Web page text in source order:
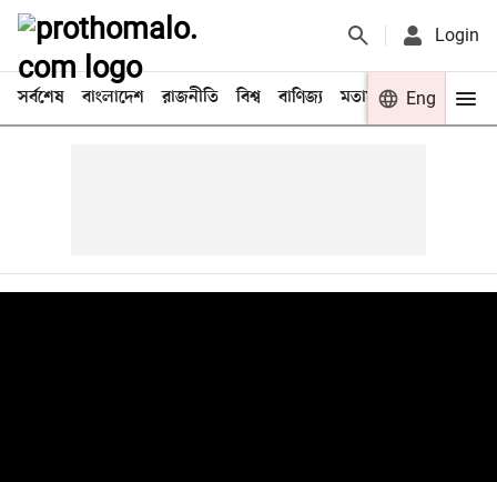
Login
সর্বশেষ বাংলাদেশ রাজনীতি বিশ্ব বাণিজ্য মতামত খেলা
Eng